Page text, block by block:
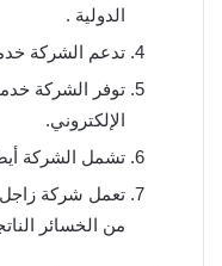
الدولية .
تدعم الشركة
توفر الشركة
الإلكتروني.
تشمل الشركة
تعمل شركة زاجل
من الخسائر